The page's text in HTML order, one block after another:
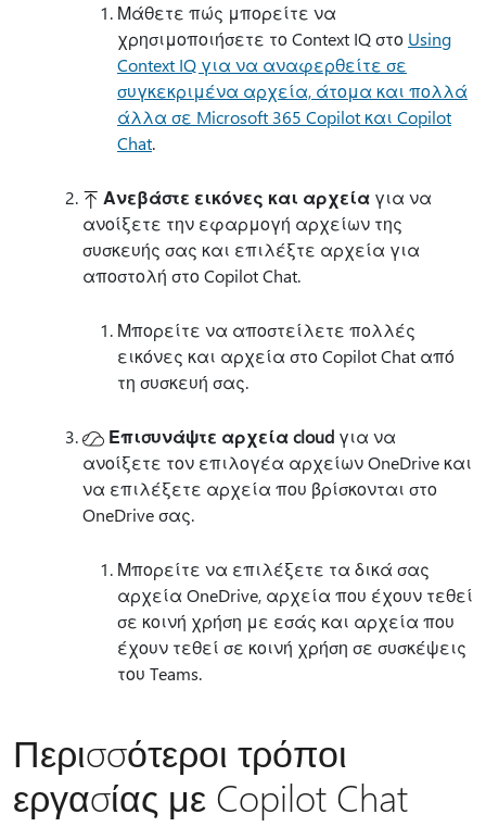
Μάθετε πώς μπορείτε να
χρησιμοποιήσετε το Context IQ στο Using
Context IQ για να αναφερθείτε σε
συγκεκριμένα αρχεία, άτομα και πολλά
άλλα σε Microsoft 365 Copilot και Copilot
Chat.
Ανεβάστε εικόνες και αρχεία για να
ανοίξετε την εφαρμογή αρχείων της
συσκευής σας και επιλέξτε αρχεία για
αποστολή στο Copilot Chat.
Μπορείτε να αποστείλετε πολλές
εικόνες και αρχεία στο Copilot Chat από
τη συσκευή σας.
Επισυνάψτε αρχεία cloud για να
ανοίξετε τον επιλογέα αρχείων OneDrive και
να επιλέξετε αρχεία που βρίσκονται στο
OneDrive σας.
Μπορείτε να επιλέξετε τα δικά σας
αρχεία OneDrive, αρχεία που έχουν τεθεί
σε κοινή χρήση με εσάς και αρχεία που
έχουν τεθεί σε κοινή χρήση σε συσκέψεις
του Teams.
Περισσότεροι τρόποι
εργασίας με Copilot Chat